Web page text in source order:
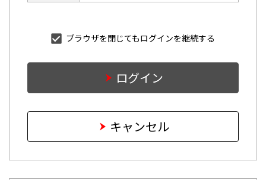
ブラウザを閉じてもログインを継続する
ログイン
キャンセル